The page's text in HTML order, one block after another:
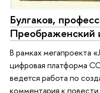
Булгаков,
Преображенский
В рамках мегапроекта
цифровая платформа
ведется работа по
комментария к